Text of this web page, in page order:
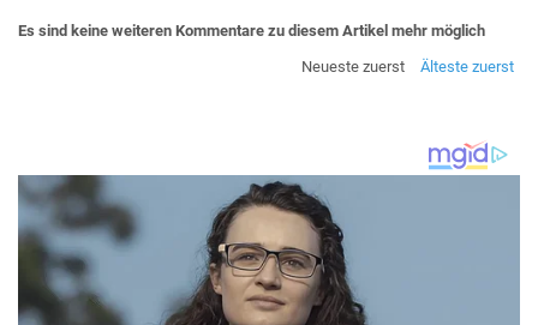
Es sind keine weiteren Kommentare zu diesem Artikel mehr möglich
Neueste zuerst
Älteste zuerst